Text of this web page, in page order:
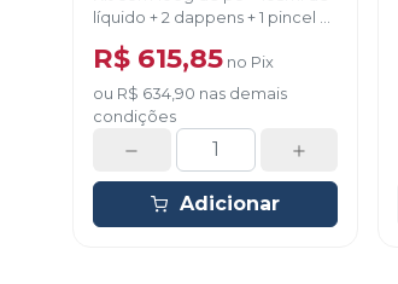
líquido + 2 dappens + 1 pincel + 1
R$ 615,85 no Pix
ou R$ 634,90 nas demais
condições
Adicionar